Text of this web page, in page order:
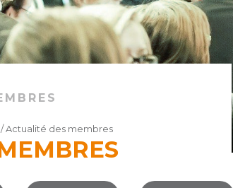
/ Actualité des membres